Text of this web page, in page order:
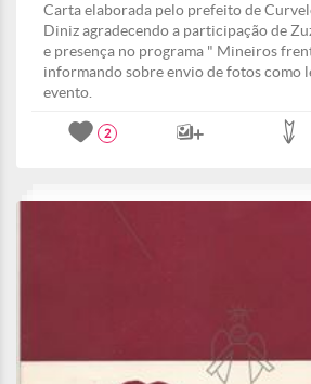
Carta elaborada pelo prefeito de
Diniz agradecendo a participação de
e presença no programa " Mineiros
informando sobre envio de fotos como
evento.
2